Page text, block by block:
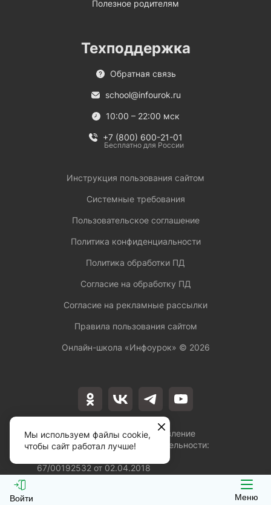
Войти Меню
Лицензия на осуществление
образовательной деятельности:
67/00192532 от 02.04.2018
Полезное родителям
Техподдержка
Обратная связь
school@infourok.ru
10:00 – 22:00 мск
+7 (800) 600-21-01
Бесплатно для России
Инструкция пользования сайтом
Системные требования
Пользовательское соглашение
Политика конфиденциальности
Политика обработки ПД
Согласие на обработку ПД
Согласие на рекламные рассылки
Правила пользования сайтом
Онлайн-школа «Инфоурок» © 2026
Мы используем файлы cookie,
чтобы сайт работал лучше!